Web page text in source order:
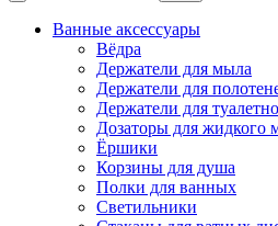
Ванные аксессуары
Вёдра
Держатели для мыла
Держатели для
Держатели для
Дозаторы для жидкого
Ёршики
Корзины для душа
Полки для ванных
Светильники